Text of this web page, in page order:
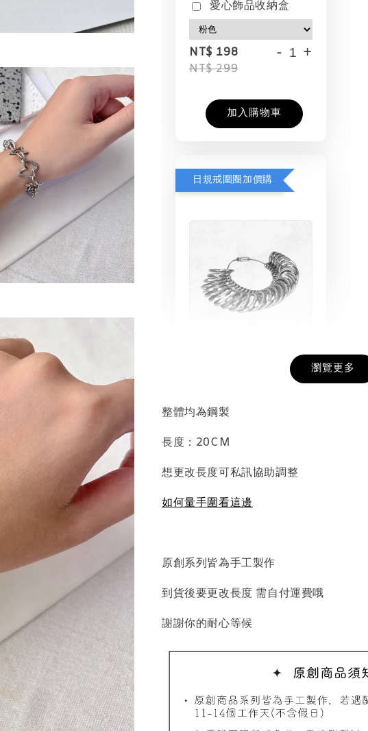
愛心飾品收納盒
NT$ 198
NT$ 299
- +
加入購物車
日規戒圍圈加價購
NT$ 98
+
加入購物車
質感飾品收納盒
瀏覽更多
整體均為鋼製
長度：20CM
想更改長度可私訊協助調整
如何量手圍看這邊
原創系列皆為手工製作
到貨後要更改長度 需自付運費哦
謝謝你的耐心等候